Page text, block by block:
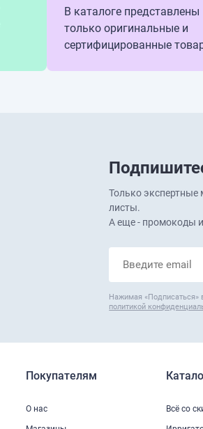
В каталоге представлены
только оригинальные и
сертифицированные
Только экспертные
листы.
А еще - промокоды
Нажимая «Подписаться»
политикой
Покупателям
О нас Всё со